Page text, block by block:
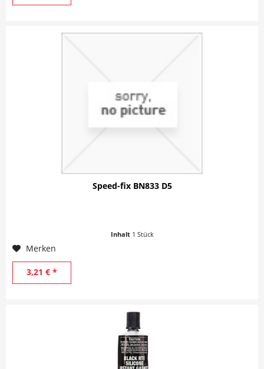
Speed-fix BN833 D5
Inhalt 1 Stück
Merken
3,21 € *